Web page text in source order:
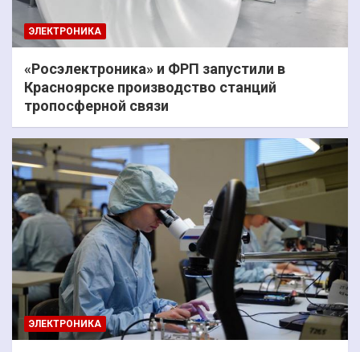
ЭЛЕКТРОНИКА
«Росэлектроника» и ФРП запустили в
Красноярске производство станций
тропосферной связи
ЭЛЕКТРОНИКА